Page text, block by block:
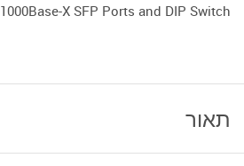
1000Base-X SFP Ports and DIP Switch
תאור